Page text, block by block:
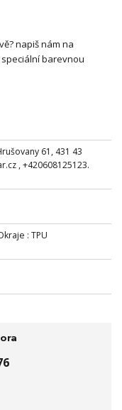
napiš nám na
barevnou
61, 431 43
, +420608125123.
: TPU